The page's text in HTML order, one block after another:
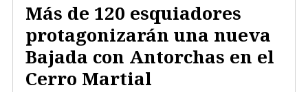
Más de 120 esquiadores
protagonizarán una nueva
Bajada con Antorchas en el
Cerro Martial